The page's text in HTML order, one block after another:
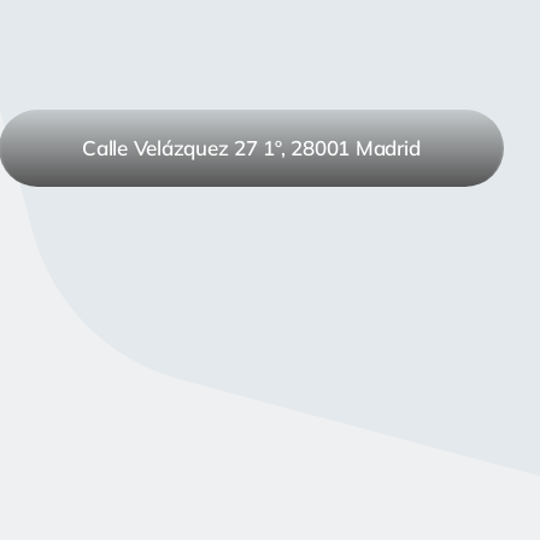
Calle Velázquez 27 1º, 28001 Madrid